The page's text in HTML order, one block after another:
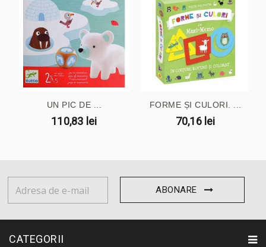
UN PIC DE ...
110,83 lei
FORME ȘI CULORI. ...
70,16 lei
ABONARE
CATEGORII